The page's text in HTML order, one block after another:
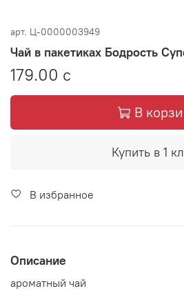
арт. Ц-0000003949
Чай в пакетиках Бодрость
179.00 с
В
Купить в 1
В избранное
Описание
ароматный чай